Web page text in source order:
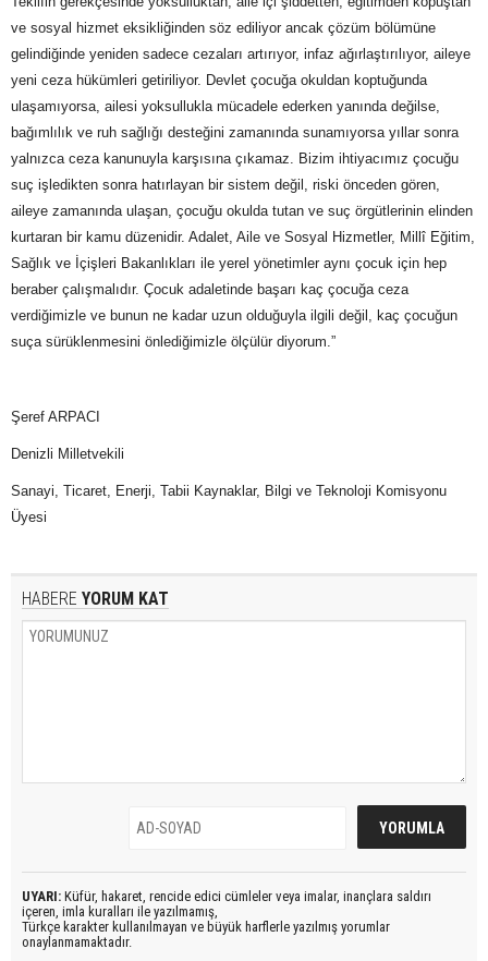
ve sosyal hizmet eksikliğinden söz ediliyor ancak çözüm bölümüne
gelindiğinde yeniden sadece cezaları artırıyor, infaz ağırlaştırılıyor, aileye
yeni ceza hükümleri getiriliyor. Devlet çocuğa okuldan koptuğunda
ulaşamıyorsa, ailesi yoksullukla mücadele ederken yanında değilse,
bağımlılık ve ruh sağlığı desteğini zamanında sunamıyorsa yıllar sonra
yalnızca ceza kanunuyla karşısına çıkamaz. Bizim ihtiyacımız çocuğu
suç işledikten sonra hatırlayan bir sistem değil, riski önceden gören,
aileye zamanında ulaşan, çocuğu okulda tutan ve suç örgütlerinin elinden
kurtaran bir kamu düzenidir. Adalet, Aile ve Sosyal Hizmetler, Millî Eğitim,
Sağlık ve İçişleri Bakanlıkları ile yerel yönetimler aynı çocuk için hep
beraber çalışmalıdır. Çocuk adaletinde başarı kaç çocuğa ceza
verdiğimizle ve bunun ne kadar uzun olduğuyla ilgili değil, kaç çocuğun
suça sürüklenmesini önlediğimizle ölçülür diyorum.”
Şeref ARPACI
Denizli Milletvekili
Sanayi, Ticaret, Enerji, Tabii Kaynaklar, Bilgi ve Teknoloji Komisyonu
Üyesi
HABERE YORUM KAT
UYARI: Küfür, hakaret, rencide edici cümleler veya imalar, inançlara saldırı
içeren, imla kuralları ile yazılmamış,
Türkçe karakter kullanılmayan ve büyük harflerle yazılmış yorumlar
onaylanmamaktadır.